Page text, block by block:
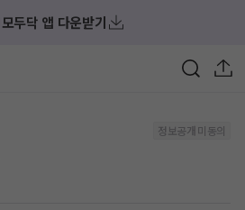
모두닥 앱 다운받기
정보공개 미동의